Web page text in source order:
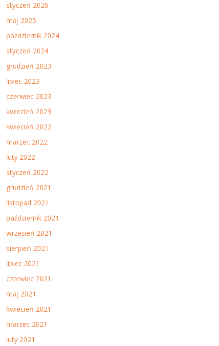
styczeń 2026
maj 2025
październik 2024
styczeń 2024
grudzień 2023
lipiec 2023
czerwiec 2023
kwiecień 2023
kwiecień 2022
marzec 2022
luty 2022
styczeń 2022
grudzień 2021
listopad 2021
październik 2021
wrzesień 2021
sierpień 2021
lipiec 2021
czerwiec 2021
maj 2021
kwiecień 2021
marzec 2021
luty 2021